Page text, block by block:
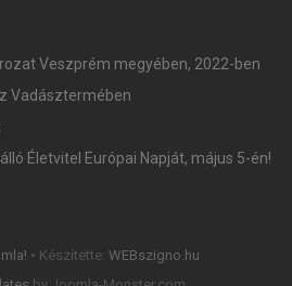
Veszprém megyében, 2022-ben
Vadásztermében
Életvitel Európai Napját, május 5-én!
• Készítette: WEBszigno.hu